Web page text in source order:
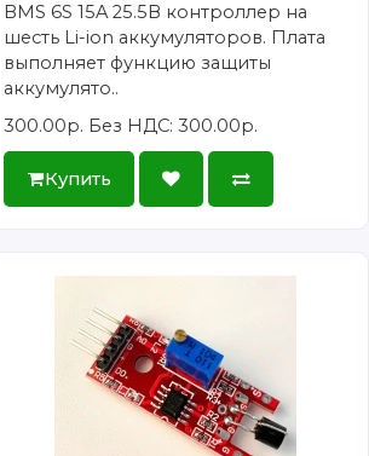
BMS 6S 15A 25.5В контроллер на
шесть Li-ion аккумуляторов. Плата
выполняет функцию защиты
аккумулято..
300.00р. Без НДС: 300.00р.
Купить